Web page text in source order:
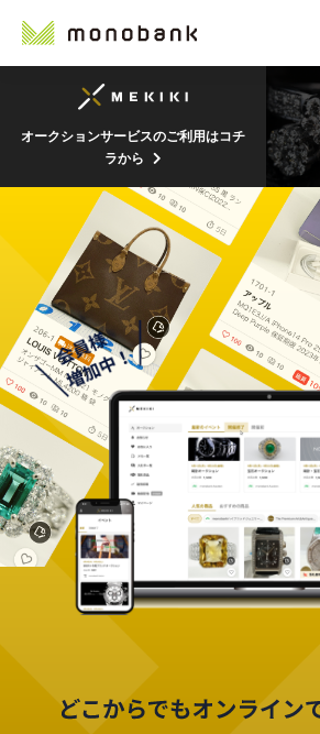
オークションサービスのご利用はコチ
ラから